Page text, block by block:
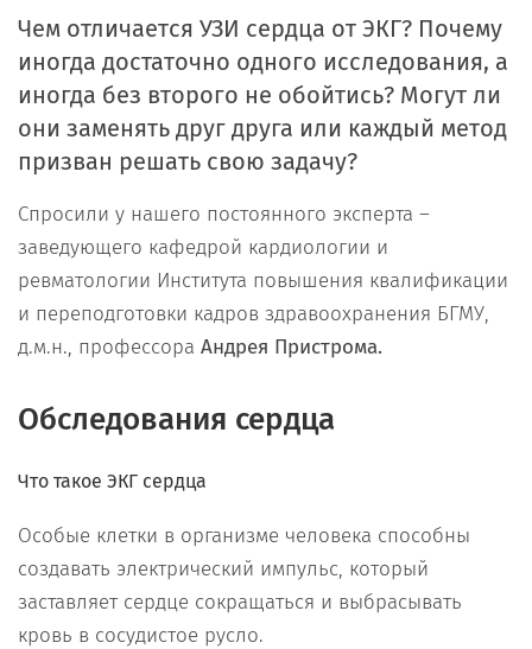
Чем отличается УЗИ сердца от ЭКГ? Почему
иногда достаточно одного исследования, а
иногда без второго не обойтись? Могут ли
они заменять друг друга или каждый метод
призван решать свою задачу?
Спросили у нашего постоянного эксперта –
заведующего кафедрой кардиологии и
ревматологии Института повышения квалификации
и переподготовки кадров здравоохранения БГМУ,
д.м.н., профессора Андрея Пристрома.
Обследования сердца
Что такое ЭКГ сердца
Особые клетки в организме человека способны
создавать электрический импульс, который
заставляет сердце сокращаться и выбрасывать
кровь в сосудистое русло.